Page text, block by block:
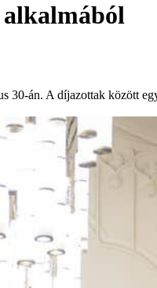
30-án. A díjazottak között